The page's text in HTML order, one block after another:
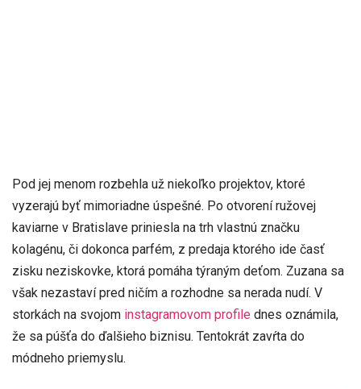
Pod jej menom rozbehla už niekoľko projektov, ktoré
vyzerajú byť mimoriadne úspešné. Po otvorení ružovej
kaviarne v Bratislave priniesla na trh vlastnú značku
kolagénu, či dokonca parfém, z predaja ktorého ide časť
zisku neziskovke, ktorá pomáha týraným deťom. Zuzana sa
však nezastaví pred ničím a rozhodne sa nerada nudí. V
storkách na svojom instagramovom profile dnes oznámila,
že sa púšťa do ďalšieho biznisu. Tentokrát zavŕta do
módneho priemyslu.